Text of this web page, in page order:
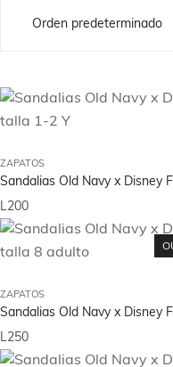
ZAPATOS
Sandalias Old Navy x Disney
L200
ZAPATOS
Sandalias Old Navy x Disney
L250